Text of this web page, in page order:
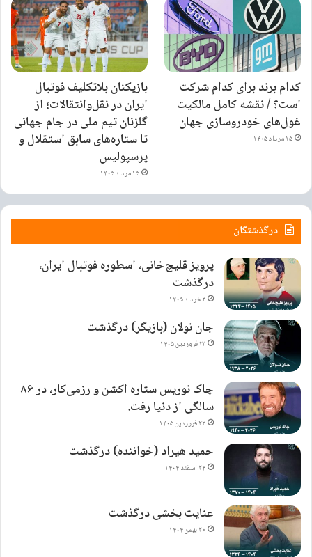
کدام برند برای کدام شرکت
است؟ / نقشه کامل مالکیت
غول‌های خودروسازی جهان
۱۵ مرداد ۱۴۰۵
بازیکنان بلاتکلیف فوتبال
ایران در نقل‌وانتقالات؛ از
گلزنان تیم ملی در جام جهانی
تا ستاره‌های سابق استقلال و
پرسپولیس
۱۵ مرداد ۱۴۰۵
درگذشتگان
پرویز قلیچ‌خانی، اسطوره فوتبال ایران،
درگذشت
۳ خرداد ۱۴۰۵
جان نولان (بازیگر) درگذشت
۲۳ فروردین ۱۴۰۵
چاک نوریس ستاره اکشن و رزمی‌کار، در ۸۶
سالگی از دنیا رفت.
۲۲ فروردین ۱۴۰۵
حمید هیراد (خواننده) درگذشت
۲۴ اسفند ۱۴۰۴
عنایت بخشی درگذشت
۲۶ بهمن ۱۴۰۴